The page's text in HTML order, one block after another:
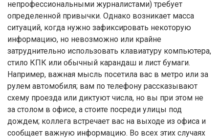
непрофессиональными журналистами) требует
определенной привычки. Однако возникает масса
ситуаций, когда нужно зафиксировать некоторую
информацию, но невозможно или крайне
затруднительно использовать клавиатуру компьютера,
стило КПК или обычный карандаш и лист бумаги.
Например, важная мысль посетила вас в метро или за
рулем автомобиля; вам по телефону рассказывают
схему проезда или диктуют числа, но вы при этом не
за столом в офисе, а стоите посреди улицы под
дождем; коллега встречает вас на выходе из офиса и
сообщает важную информацию. Во всех этих случаях